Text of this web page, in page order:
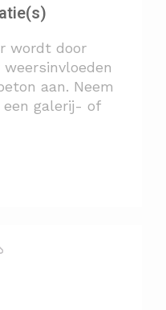
wordt door
aan. Neem
galerij- of